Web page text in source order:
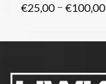
€25,00 – €100,00